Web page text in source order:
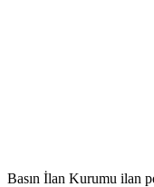
Basın İlan Kurumu ilan